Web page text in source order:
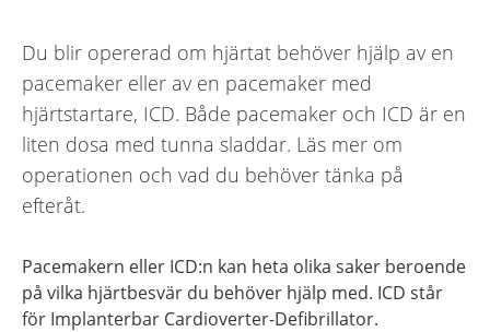
Du blir opererad om hjärtat behöver hjälp av en
pacemaker eller av en pacemaker med
hjärtstartare, ICD. Både pacemaker och ICD är en
liten dosa med tunna sladdar. Läs mer om
operationen och vad du behöver tänka på
efteråt.
Pacemakern eller ICD:n kan heta olika saker beroende
på vilka hjärtbesvär du behöver hjälp med. ICD står
för Implanterbar Cardioverter-Defibrillator.